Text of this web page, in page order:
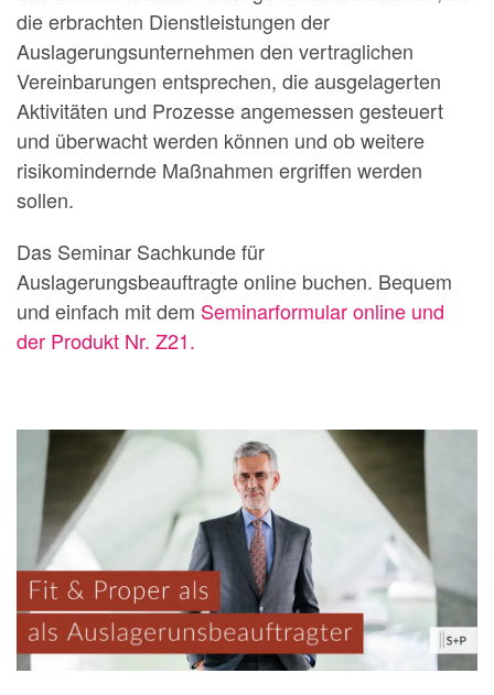
die erbrachten Dienstleistungen der
Auslagerungsunternehmen den vertraglichen
Vereinbarungen entsprechen, die ausgelagerten
Aktivitäten und Prozesse angemessen gesteuert
und überwacht werden können und ob weitere
risikomindernde Maßnahmen ergriffen werden
sollen.
Das Seminar Sachkunde für
Auslagerungsbeauftragte online buchen. Bequem
und einfach mit dem Seminarformular online und
der Produkt Nr. Z21.